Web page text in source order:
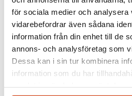
för sociala medier och analysera
vidarebefordrar även sådana
information från din enhet till de
annons- och analysföretag som
Dessa kan i sin tur kombinera
information som du har
GAZZDA
Dedo fotpall
Dedo fotpall